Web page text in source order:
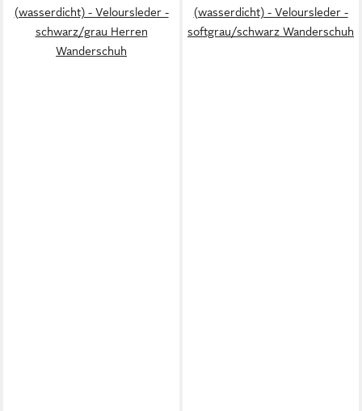
(wasserdicht) - Veloursleder -
schwarz/grau Herren
Wanderschuh
(wasserdicht) - Veloursleder -
softgrau/schwarz Wanderschuh